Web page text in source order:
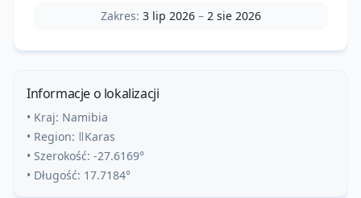
Zakres: 3 lip 2026– 2 sie 2026
Informacje o lokalizacji
• Kraj: Namibia
• Region: ǁKaras
• Szerokość: -27.6169°
• Długość: 17.7184°